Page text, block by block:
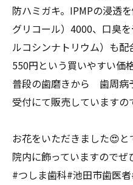
防ハミガキ。IPMPの浸透
グリコール）4000、口臭
ルコシンナトリウム）も配
550円という買いやすい価
普段の歯磨きから 歯周病
受付にて販売しています
お花をいただきました😍
院内に飾っていますので
#つしま歯科#池田市歯医